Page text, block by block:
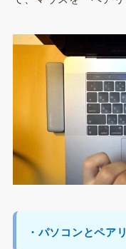
・パソコンとペア